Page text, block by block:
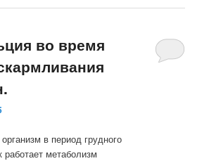
во время
в период грудного
работает метаболизм